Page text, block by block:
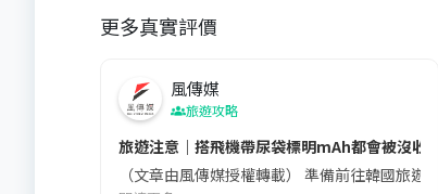
更多真實評價
風傳媒
旅遊攻略
旅遊注意｜搭飛機帶尿袋標明mAh都會被沒收
（文章由風傳媒授權轉載） 準備前往韓國旅